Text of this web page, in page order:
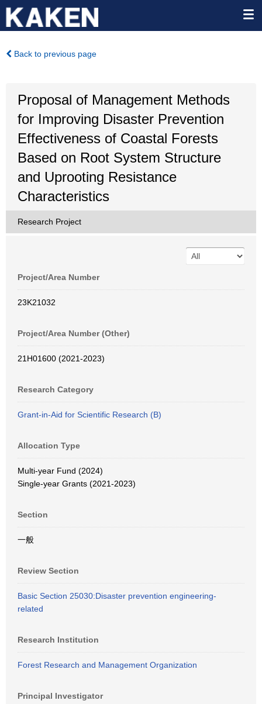
Back to previous page
Proposal of Management Methods
for Improving Disaster Prevention
Effectiveness of Coastal Forests
Based on Root System Structure
and Uprooting Resistance
Characteristics
Research Project
Project/Area Number
23K21032
Project/Area Number (Other)
21H01600 (2021-2023)
Research Category
Grant-in-Aid for Scientific Research (B)
Allocation Type
Multi-year Fund (2024)
Single-year Grants (2021-2023)
Section
一般
Review Section
Basic Section 25030:Disaster prevention engineering-
related
Research Institution
Forest Research and Management Organization
Principal Investigator